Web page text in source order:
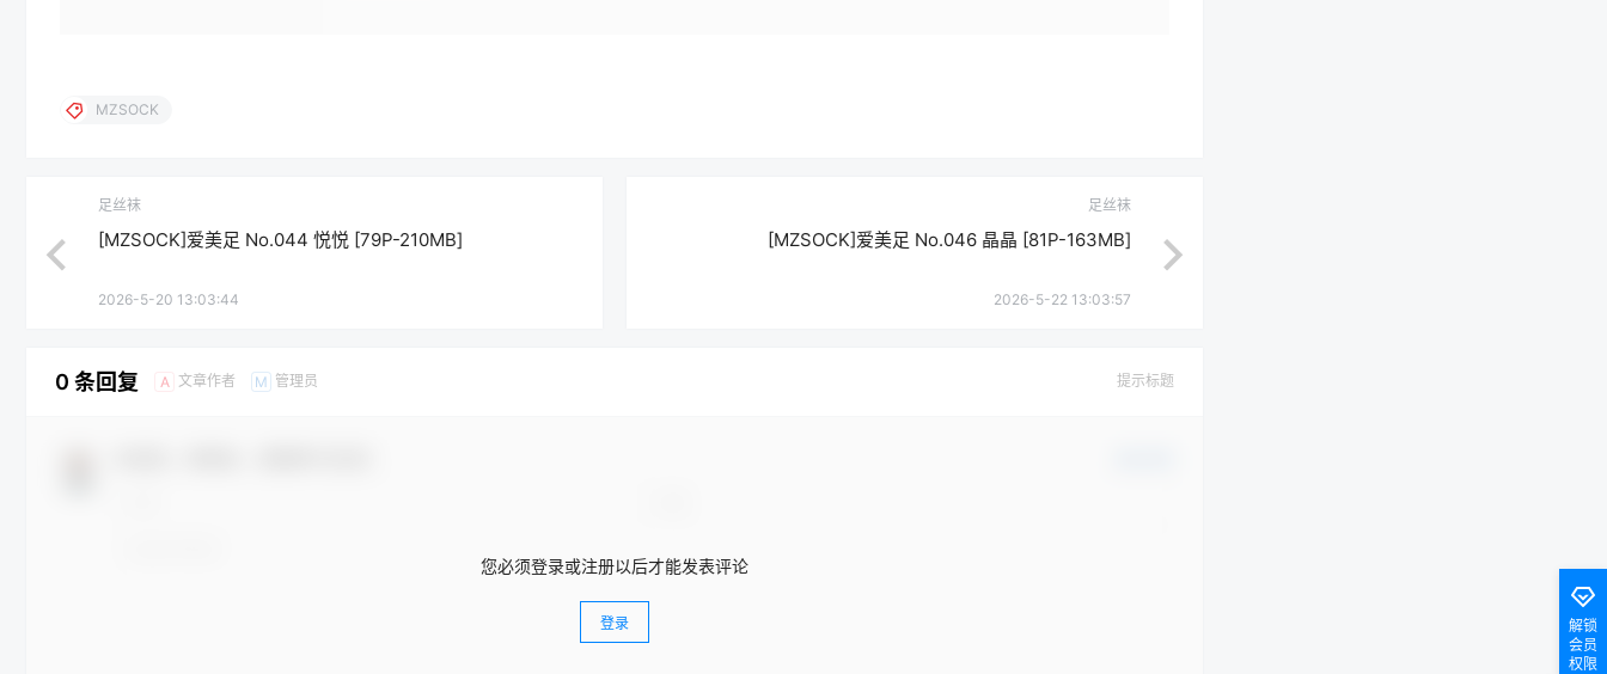
MZSOCK
足丝袜
[MZSOCK]爱美足 No.044 悦悦 [79P-210MB]
2026-5-20 13:03:44
足丝袜
[MZSOCK]爱美足 No.046 晶晶 [81P-163MB]
2026-5-22 13:03:57
0 条回复 A 文章作者 M 管理员 提示标题
您必须登录或注册以后才能发表评论
登录
解锁
会员
权限